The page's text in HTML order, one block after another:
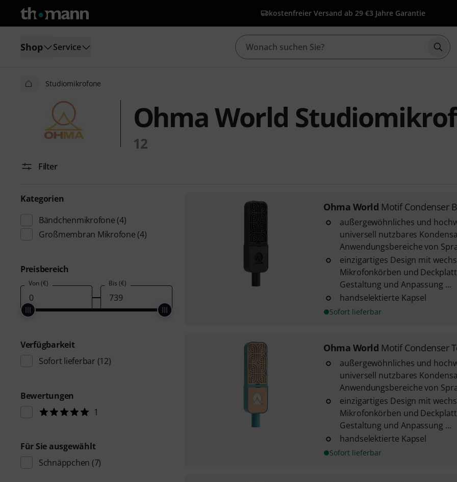
kostenfreier Versand ab 29 €3 Jahre Garantie
Shop Service
Studiomikrofone
Ohma World
12
Filter
Kategorien
Bändchenmikrofone (4)
Großmembran Mikrofone (4)
Preisbereich
Von (€) Bis (€)
Verfügbarkeit
Sofort lieferbar (12)
Bewertungen
1
Für Sie ausgewählt
Schnäppchen (7)
Ohma World Motif Condenser
außergewöhnliches und
universell nutzbares
Anwendungsbereiche von
einzigartiges Design mit
Mikrofonkörben und
Gestaltung und Anpassung ...
handselektierte Kapsel
Sofort lieferbar
Ohma World Motif Condenser
außergewöhnliches und
universell nutzbares
Anwendungsbereiche von
einzigartiges Design mit
Mikrofonkörben und
Gestaltung und Anpassung ...
handselektierte Kapsel
Sofort lieferbar